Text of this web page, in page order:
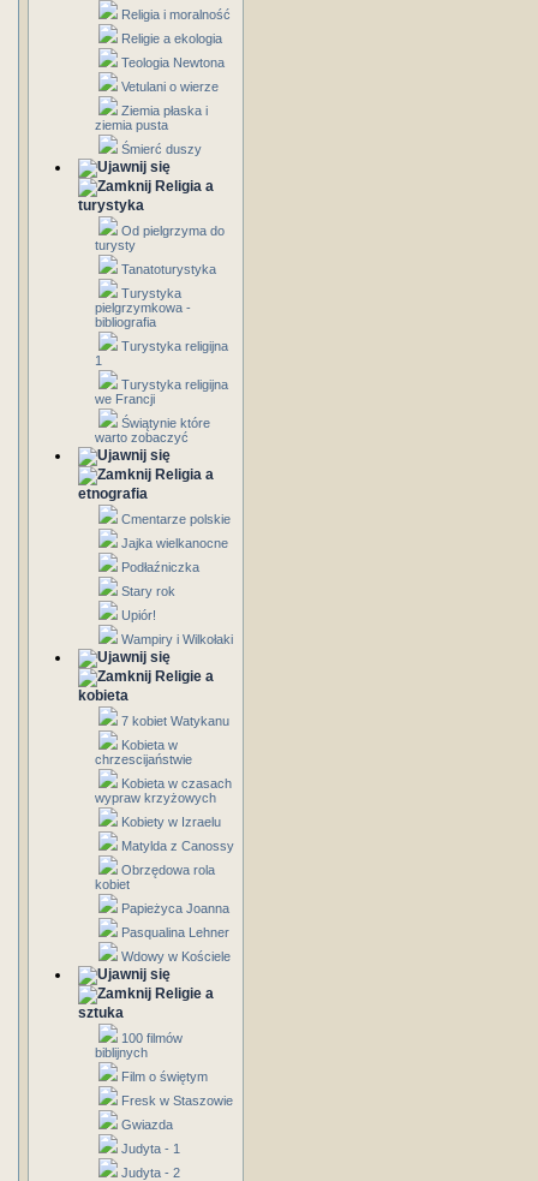
Religia i moralność
Religie a ekologia
Teologia Newtona
Vetulani o wierze
Ziemia płaska i
ziemia pusta
Śmierć duszy
Religia a
turystyka
Od pielgrzyma do
turysty
Tanatoturystyka
Turystyka
pielgrzymkowa -
bibliografia
Turystyka religijna
1
Turystyka religijna
we Francji
Świątynie które
warto zobaczyć
Religia a
etnografia
Cmentarze polskie
Jajka wielkanocne
Podłaźniczka
Stary rok
Upiór!
Wampiry i Wilkołaki
Religie a
kobieta
7 kobiet Watykanu
Kobieta w
chrzescijaństwie
Kobieta w czasach
wypraw krzyżowych
Kobiety w Izraelu
Matylda z Canossy
Obrzędowa rola
kobiet
Papieżyca Joanna
Pasqualina Lehner
Wdowy w Kościele
Religie a
sztuka
100 filmów
biblijnych
Film o świętym
Fresk w Staszowie
Gwiazda
Judyta - 1
Judyta - 2